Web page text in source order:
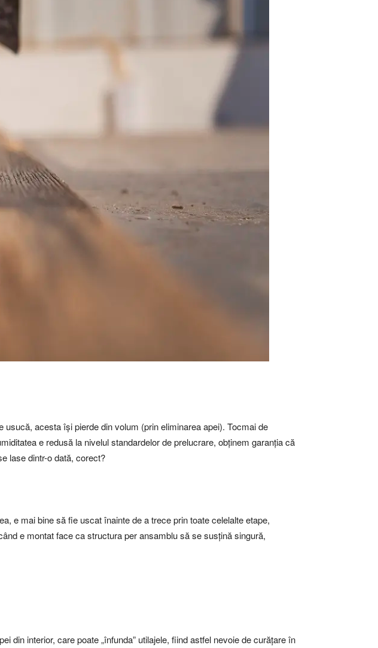
acesta își pierde din volum (prin eliminarea apei). Tocmai de
e redusă la nivelul standardelor de prelucrare, obținem garanția că
lase dintr-o dată, corect?
e mai bine să fie uscat înainte de a trece prin toate celelalte etape,
e montat face ca structura per ansamblu să se susțină singură,
din interior, care poate „înfunda” utilajele, fiind astfel nevoie de curățare în